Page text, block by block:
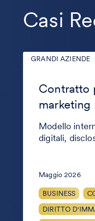
Casi
GRANDI AZIENDE
Contratto
marketing
influencer
Modello
digitali,
Maggio 2026
BUSINESS
DIRITTO